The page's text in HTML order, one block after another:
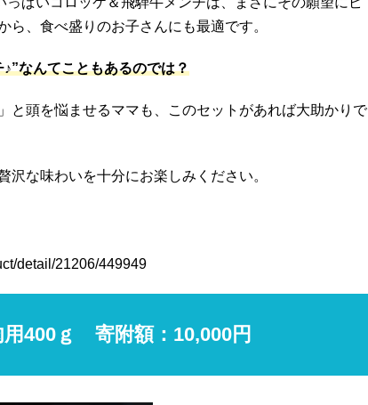
ら、食べ盛りのお子さんにも最適です。
なんてこともあるのでは？
と頭を悩ませるママも、このセットがあれば大助かりで
沢な味わいを十分にお楽しみください。
detail/21206/449949
400ｇ 寄附額：10,000円